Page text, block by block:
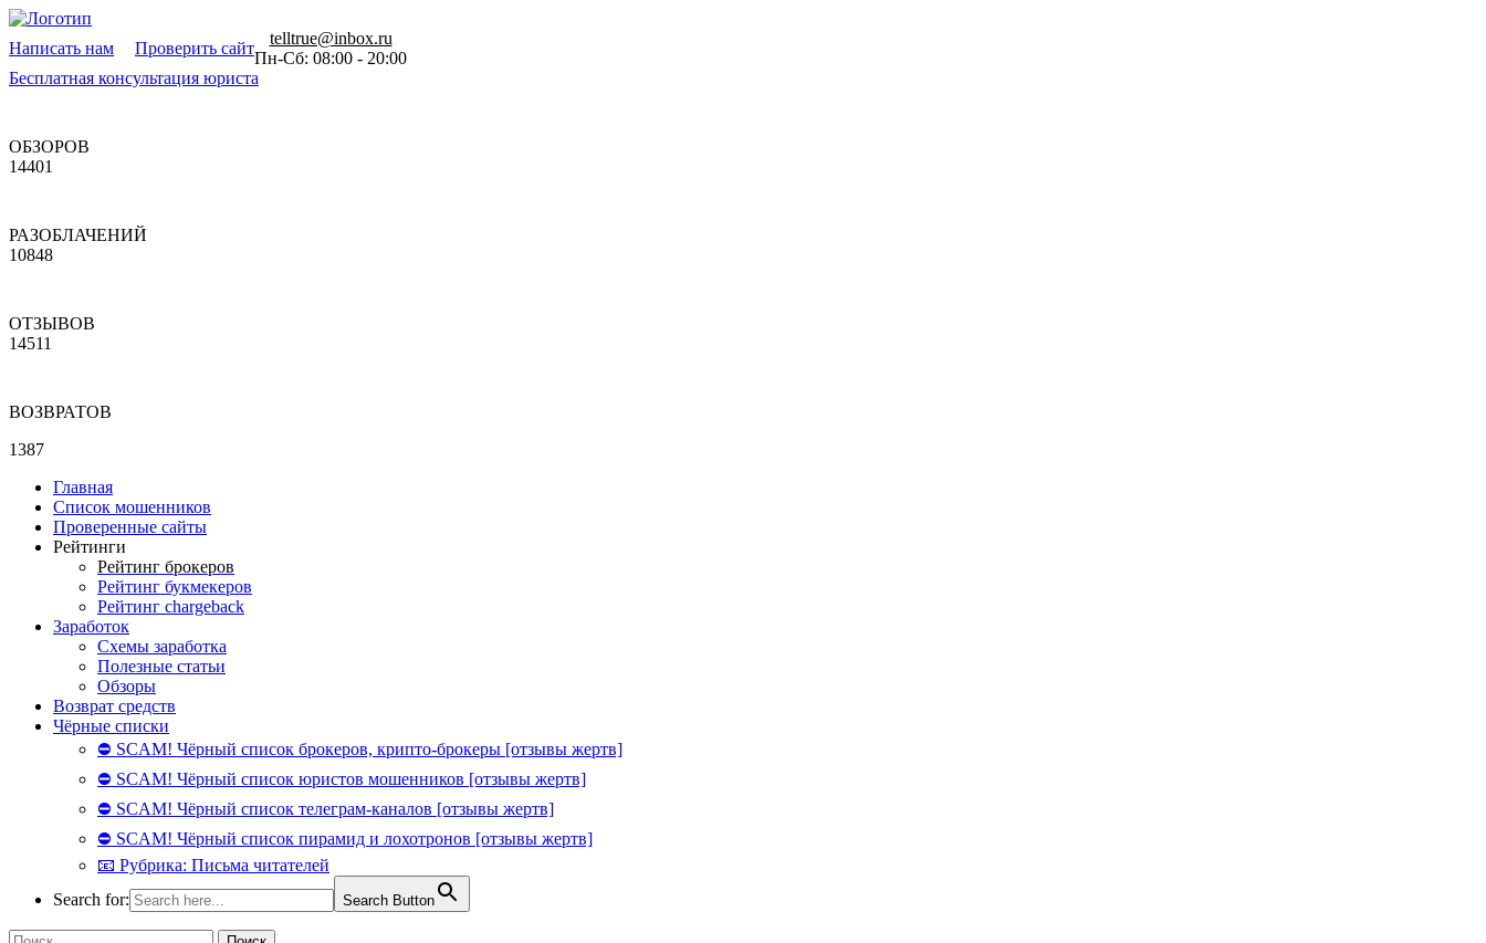
Написать нам Проверить сайт
telltrue@inbox.ru
Пн-Сб: 08:00 - 20:00
Бесплатная консультация юриста
ОБЗОРОВ
14401
РАЗОБЛАЧЕНИЙ
10848
ОТЗЫВОВ
14511
ВОЗВРАТОВ
1387
Главная
Список мошенников
Проверенные сайты
Рейтинги
Рейтинг брокеров
Рейтинг букмекеров
Рейтинг chargeback
Заработок
Схемы заработка
Полезные статьи
Обзоры
Возврат средств
Чёрные списки
⛔ SCAM! Чёрный список брокеров, крипто-брокеры [отзывы жертв]
⛔ SCAM! Чёрный список юристов мошенников [отзывы жертв]
⛔ SCAM! Чёрный список телеграм-каналов [отзывы жертв]
⛔ SCAM! Чёрный список пирамид и лохотронов [отзывы жертв]
📧 Рубрика: Письма читателей
Search for:
Search Button